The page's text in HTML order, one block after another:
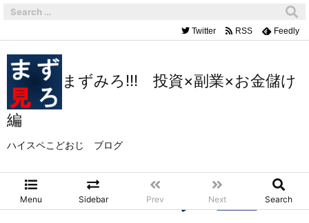
まずみろ!!! 投資×副業×お金儲け
編
ハイスペこどおじ ブログ
Menu Sidebar Prev Next Search
Twitter RSS Feedly